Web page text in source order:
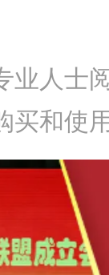
业人士
买和使